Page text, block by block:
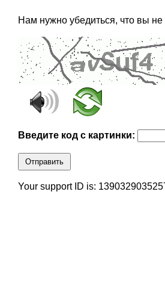
Нам нужно убедиться, что вы не
Введите код с картинки:
Отправить
Your support ID is: